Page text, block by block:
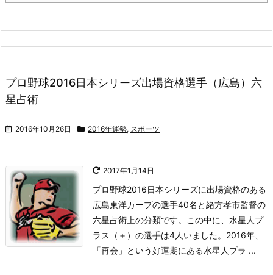
プロ野球2016日本シリーズ出場資格選手（広島）六
星占術
2016年10月26日 2016年運勢, スポーツ
2017年1月14日
プロ野球2016日本シリーズに出場資格のある
広島東洋カープの選手40名と緒方孝市監督の
六星占術上の分類です。
この中に、水星人プ
ラス（＋）の選手は4人いました。 2016年、
「再会」という好運期にある水星人プラ ...